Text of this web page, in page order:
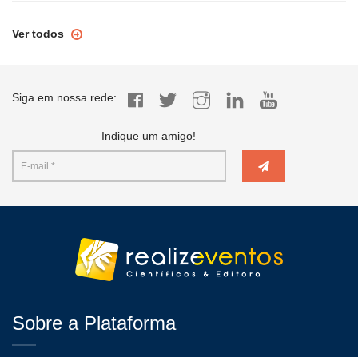
Ver todos
Siga em nossa rede:
Indique um amigo!
Sobre a Plataforma